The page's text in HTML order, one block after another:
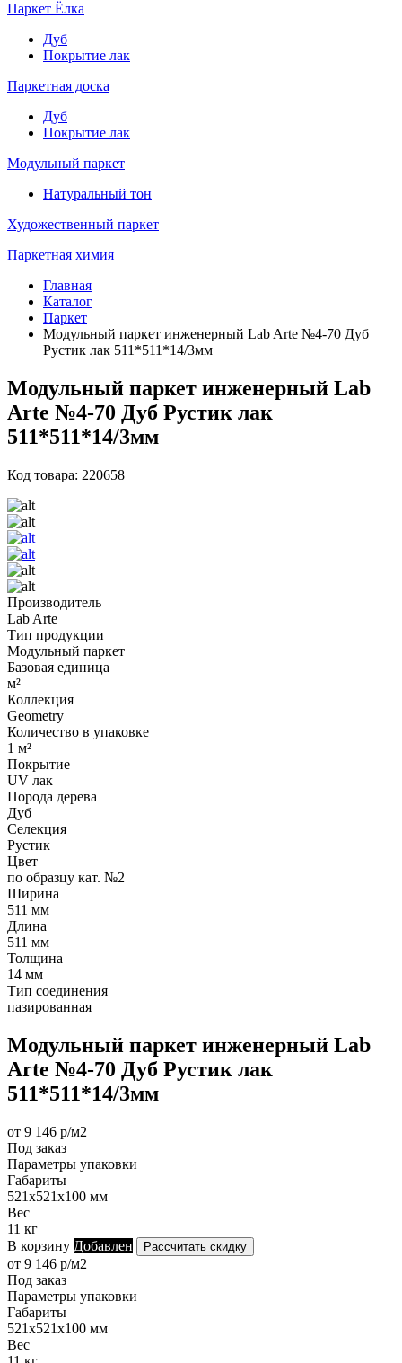
Паркет Ёлка
Дуб
Покрытие лак
Паркетная доска
Дуб
Покрытие лак
Модульный паркет
Натуральный тон
Художественный паркет
Паркетная химия
Главная
Каталог
Паркет
Модульный паркет инженерный Lab Arte №4-70 Дуб
Рустик лак 511*511*14/3мм
Модульный паркет инженерный Lab
Arte №4-70 Дуб Рустик лак
511*511*14/3мм
Код товара: 220658
Производитель
Lab Arte
Тип продукции
Модульный паркет
Базовая единица
м²
Коллекция
Geometry
Количество в упаковке
1 м²
Покрытие
UV лак
Порода дерева
Дуб
Селекция
Рустик
Цвет
по образцу кат. №2
Ширина
511 мм
Длина
511 мм
Толщина
14 мм
Тип соединения
пазированная
Модульный паркет инженерный Lab
Arte №4-70 Дуб Рустик лак
511*511*14/3мм
от 9 146 р/м2
Под заказ
Параметры упаковки
Габариты
521х521х100 мм
Вес
11 кг
В корзину Добавлен Рассчитать скидку
от 9 146 р/м2
Под заказ
Параметры упаковки
Габариты
521х521х100 мм
Вес